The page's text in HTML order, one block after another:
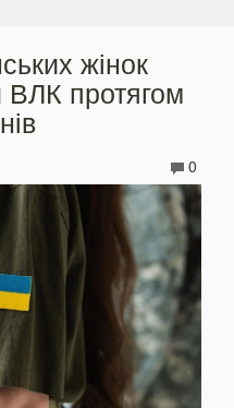
жінок
ВЛК протягом
0